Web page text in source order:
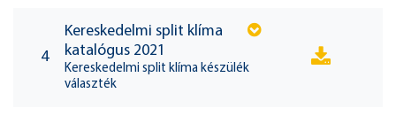
4
Kereskedelmi split klíma
katalógus 2021
Kereskedelmi split klíma készülék
választék